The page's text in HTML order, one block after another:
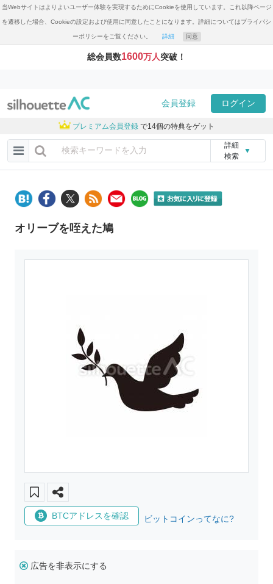
当Webサイトはよりよいユーザー体験を実現するためにCookieを使用しています。これ以降ページ
を遷移した場合、Cookieの設定および使用に同意したことになります。詳細についてはプライバシ
ーポリシーをご覧ください。 詳細 同意
総会員数1600万人突破！
会員登録 ログイン
プレミアム会員登録 で14個の特典をゲット
詳細
検索
▼
オリーブを咥えた鳩
BTCアドレスを確認 ビットコインってなに?
広告を非表示にする